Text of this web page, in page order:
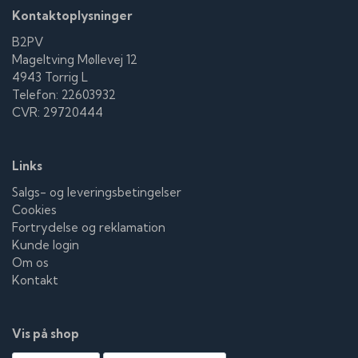
Kontaktoplysninger
B2PV
Mageltving Møllevej 12
4943 Torrig L
Telefon: 22603932
CVR: 29720444
Links
Salgs- og leveringsbetingelser
Cookies
Fortrydelse og reklamation
Kunde login
Om os
Kontakt
Vis på shop